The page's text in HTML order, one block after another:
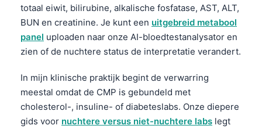
totaal eiwit, bilirubine, alkalische fosfatase, AST, ALT,
BUN en creatinine. Je kunt een uitgebreid metabool
panel uploaden naar onze AI-bloedtestanalysator en
zien of de nuchtere status de interpretatie verandert.
In mijn klinische praktijk begint de verwarring
meestal omdat de CMP is gebundeld met
cholesterol-, insuline- of diabeteslabs. Onze diepere
gids voor nuchtere versus niet-nuchtere labs legt